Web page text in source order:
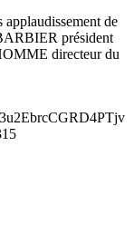
applaudissement de
président
directeur du